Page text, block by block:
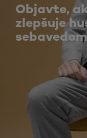
Objavte,
zlepšuje